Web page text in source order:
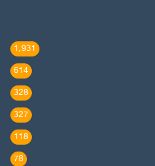
1٬931
614
328
327
118
78